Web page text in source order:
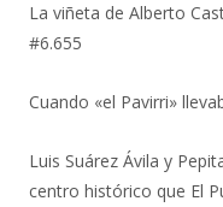
La viñeta de Alberto
#6.655
Cuando «el Pavirri»
Luis Suárez Ávila y
centro histórico que El